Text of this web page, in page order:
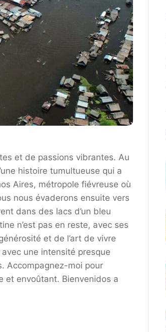
et de passions vibrantes. Au
histoire tumultueuse qui a
Aires, métropole fiévreuse où
nous évaderons ensuite vers
dans des lacs d’un bleu
n’est pas en reste, avec ses
et de l’art de vivre
une intensité presque
Accompagnez-moi pour
et envoûtant. Bienvenidos a